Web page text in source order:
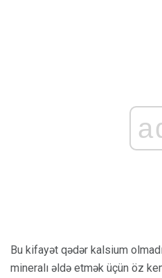
Bu kifayət qədər kalsium
mineralı əldə etmək üçün öz